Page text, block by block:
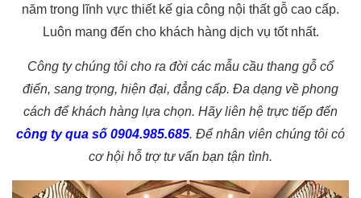
năm trong lĩnh vực thiết kế gia công nội thất gỗ cao cấp.
Luôn mang đến cho khách hàng dịch vụ tốt nhất.
Công ty chúng tôi cho ra đời các mẫu cầu thang gỗ cổ
điển, sang trọng, hiện đại, đẳng cấp. Đa dạng về phong
cách để khách hàng lựa chọn. Hãy liên hệ trực tiếp đến
công ty qua số 0904.985.685. Để nhân viên chúng tôi có
cơ hội hỗ trợ tư vấn bạn tận tình.